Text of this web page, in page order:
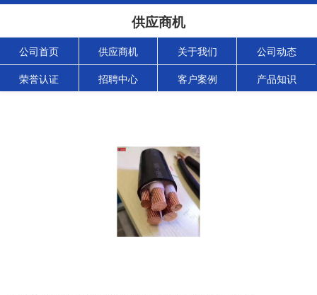
供应商机
公司首页 供应商机 关于我们 公司动态
荣誉认证 招聘中心 客户案例 产品知识